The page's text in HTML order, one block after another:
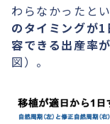
わらなかったと
のタイミングが
容できる出産率
図）。